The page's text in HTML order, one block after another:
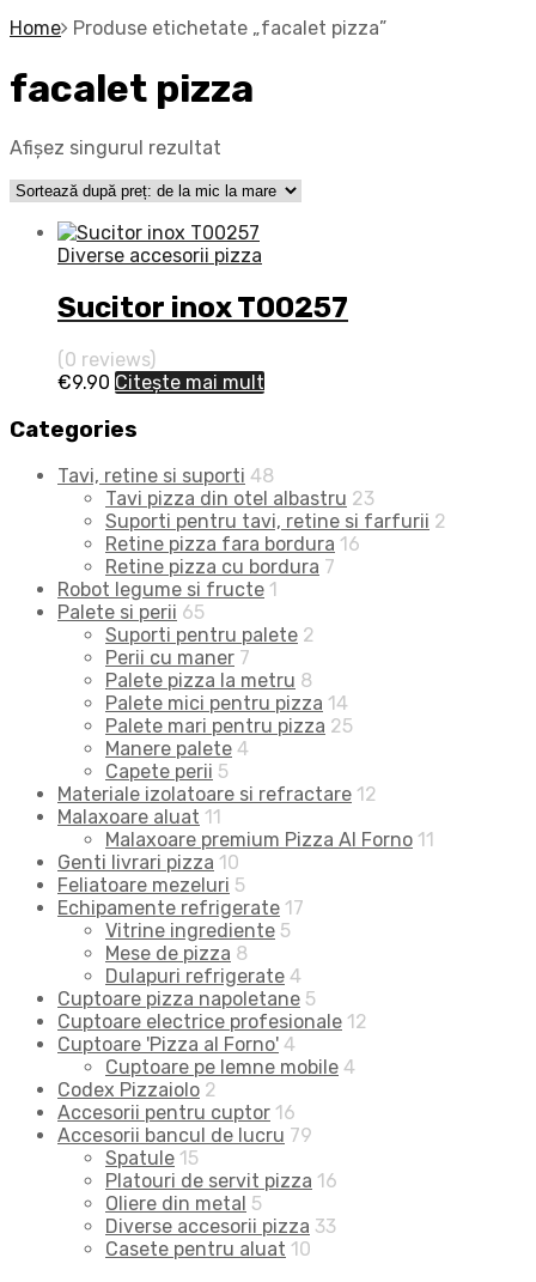
Home
Produse etichetate „facalet pizza”
facalet pizza
Afișez singurul rezultat
Diverse accesorii pizza
Sucitor inox T00257
(0 reviews)
€9.90 Citește mai mult
Categories
Tavi, retine si suporti 48
Tavi pizza din otel albastru 23
Suporti pentru tavi, retine si farfurii 2
Retine pizza fara bordura 16
Retine pizza cu bordura 7
Robot legume si fructe 1
Palete si perii 65
Suporti pentru palete 2
Perii cu maner 7
Palete pizza la metru 8
Palete mici pentru pizza 14
Palete mari pentru pizza 25
Manere palete 4
Capete perii 5
Materiale izolatoare si refractare 12
Malaxoare aluat 11
Malaxoare premium Pizza Al Forno 11
Genti livrari pizza 10
Feliatoare mezeluri 5
Echipamente refrigerate 17
Vitrine ingrediente 5
Mese de pizza 8
Dulapuri refrigerate 4
Cuptoare pizza napoletane 5
Cuptoare electrice profesionale 12
Cuptoare 'Pizza al Forno' 4
Cuptoare pe lemne mobile 4
Codex Pizzaiolo 2
Accesorii pentru cuptor 16
Accesorii bancul de lucru 79
Spatule 15
Platouri de servit pizza 16
Oliere din metal 5
Diverse accesorii pizza 33
Casete pentru aluat 10